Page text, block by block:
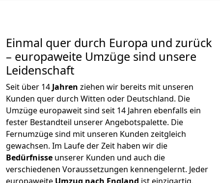
Einmal quer durch Europa und zurück
– europaweite Umzüge sind unsere
Leidenschaft
Seit über 14 Jahren ziehen wir bereits mit unseren
Kunden quer durch Witten oder Deutschland. Die
Umzüge europaweit sind seit 14 Jahren ebenfalls ein
fester Bestandteil unserer Angebotspalette. Die
Fernumzüge sind mit unseren Kunden zeitgleich
gewachsen. Im Laufe der Zeit haben wir die
Bedürfnisse unserer Kunden und auch die
verschiedenen Voraussetzungen kennengelernt. Jeder